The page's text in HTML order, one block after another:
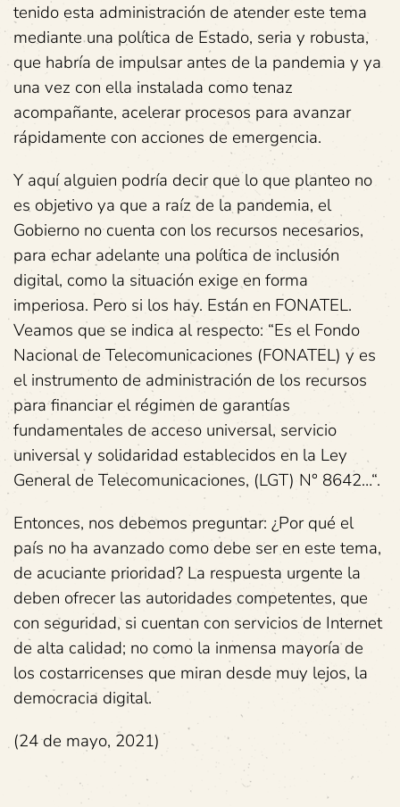
tenido esta administración de atender este tema
mediante una política de Estado, seria y robusta,
que habría de impulsar antes de la pandemia y ya
una vez con ella instalada como tenaz
acompañante, acelerar procesos para avanzar
rápidamente con acciones de emergencia.
Y aquí alguien podría decir que lo que planteo no
es objetivo ya que a raíz de la pandemia, el
Gobierno no cuenta con los recursos necesarios,
para echar adelante una política de inclusión
digital, como la situación exige en forma
imperiosa. Pero si los hay. Están en FONATEL.
Veamos que se indica al respecto: “Es el Fondo
Nacional de Telecomunicaciones (FONATEL) y es
el instrumento de administración de los recursos
para financiar el régimen de garantías
fundamentales de acceso universal, servicio
universal y solidaridad establecidos en la Ley
General de Telecomunicaciones, (LGT) N° 8642…“.
Entonces, nos debemos preguntar: ¿Por qué el
país no ha avanzado como debe ser en este tema,
de acuciante prioridad? La respuesta urgente la
deben ofrecer las autoridades competentes, que
con seguridad, si cuentan con servicios de Internet
de alta calidad; no como la inmensa mayoría de
los costarricenses que miran desde muy lejos, la
democracia digital.
(24 de mayo, 2021)